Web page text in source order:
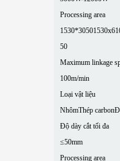
Processing area
1530*3050
50
Maximum linkage
100m/min
Loại vật liệu
NhômThép carbon
Độ dày cắt tối đa
≤50mm
Processing area